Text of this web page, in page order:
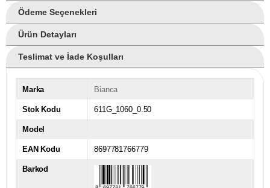
Ödeme Seçenekleri
Ürün Detayları
Teslimat ve İade Koşulları
Marka Bianca
Stok Kodu 611G_1060_0.50
Model
EAN Kodu 8697781766779
Barkod